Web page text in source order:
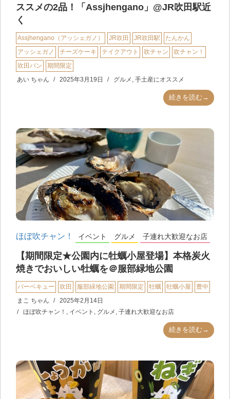
ススメの2品！「Assjhengano」@JR吹田駅近
く
Assjhengano（アッシェガノ） JR吹田 JR吹田駅
たんかん
アッシェガノ
チーズケーキ テイクアウト 吹チャン
吹チャン！
吹田パン
期間限定
あい ちゃん
2025年3月19日 グルメ 手土産にオススメ
続きを読む→
ほぼ吹チャン！ イベント グルメ 子連れ大歓迎なお店
【期間限定★公園内に牡蠣小屋登場】本格炭火
焼きでおいしい牡蠣を＠服部緑地公園
バーベキュー 吹田 服部緑地公園 期間限定 牡蠣 牡蠣小屋
豊中
まこ ちゃん
2025年2月14日
ほぼ吹チャン！
イベント グルメ 子連れ大歓迎なお店
続きを読む→